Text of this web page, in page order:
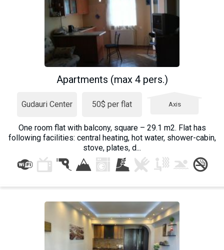
Apartments (max 4 pers.)
Gudauri Center 50$ per flat Axis
One room flat with balcony, square – 29.1 m2. Flat has
following facilities: central heating, hot water, shower-cabin,
stove, plates, d...